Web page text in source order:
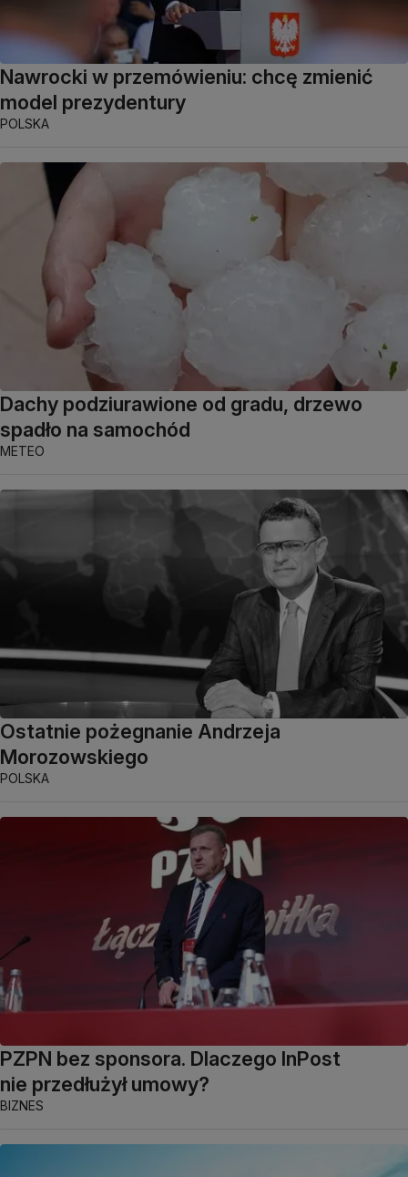
Nawrocki w przemówieniu: chcę zmienić
model prezydentury
POLSKA
Dachy podziurawione od gradu, drzewo
spadło na samochód
METEO
Ostatnie pożegnanie Andrzeja
Morozowskiego
POLSKA
PZPN bez sponsora. Dlaczego InPost
nie przedłużył umowy?
BIZNES